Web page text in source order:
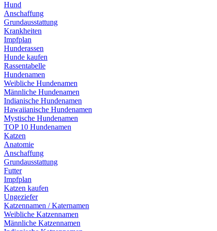
Hund
Anschaffung
Grundausstattung
Krankheiten
Impfplan
Hunderassen
Hunde kaufen
Rassentabelle
Hundenamen
Weibliche Hundenamen
Männliche Hundenamen
Indianische Hundenamen
Hawaiianische Hundenamen
Mystische Hundenamen
TOP 10 Hundenamen
Katzen
Anatomie
Anschaffung
Grundausstattung
Futter
Impfplan
Katzen kaufen
Ungeziefer
Katzennamen / Katernamen
Weibliche Katzennamen
Männliche Katzennamen